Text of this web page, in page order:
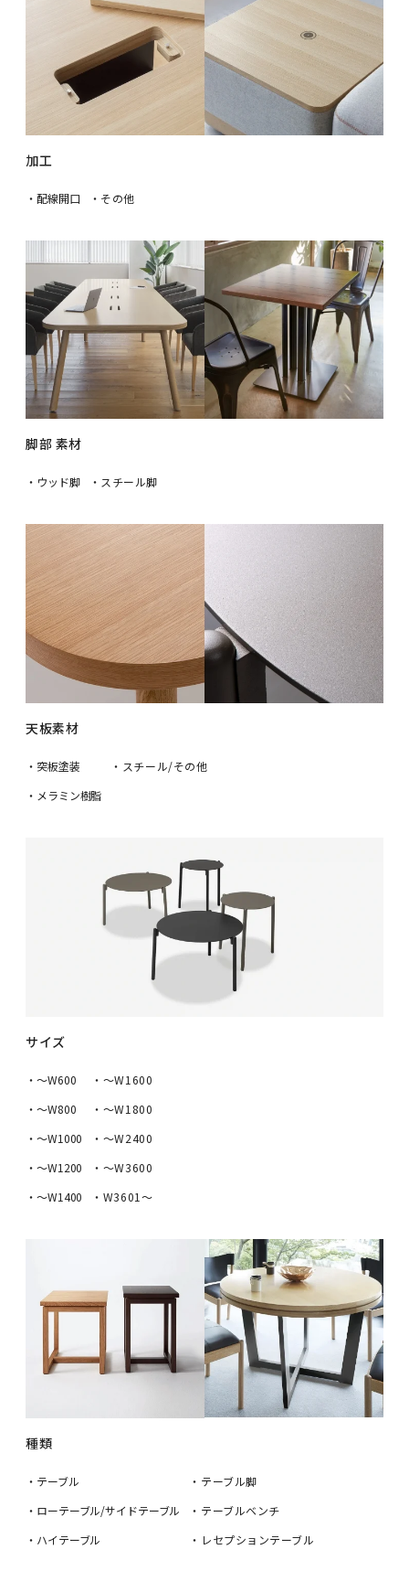
加工
・配線開口 ・その他
脚部 素材
・ウッド脚 ・スチール脚
天板素材
・突板塗装
・メラミン樹脂
・スチール/その他
サイズ
・〜W600
・〜W800
・〜W1000
・〜W1200
・〜W1400
・〜W1600
・〜W1800
・〜W2400
・〜W3600
・W3601～
種類
・テーブル
・ローテーブル/サイドテーブル
・ハイテーブル
・テーブル脚
・テーブルベンチ
・レセプションテーブル